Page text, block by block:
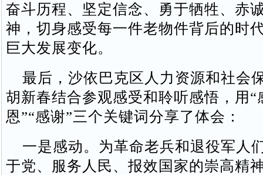
奋斗历程、坚定信念、勇于牺牲、赤
神，切身感受每一件老物件背后的时
巨大发展变化。
最后，沙依巴克区人力资源和社会
胡新春结合参观感受和聆听感悟，用“
恩”“感谢”三个关键词分享了体会：
一是感动。为革命老兵和退役军人
于党、服务人民、报效国家的崇高精